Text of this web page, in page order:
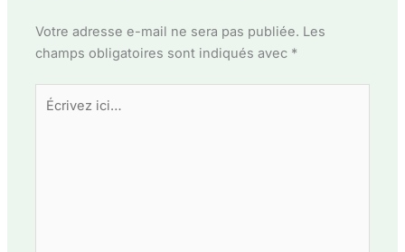
Votre adresse e-mail ne sera pas publiée. Les
champs obligatoires sont indiqués avec *
Écrivez
ici…